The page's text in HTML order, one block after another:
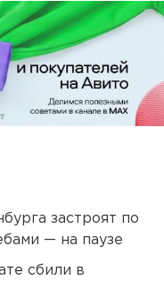
застроят по
— на паузе
сбили в